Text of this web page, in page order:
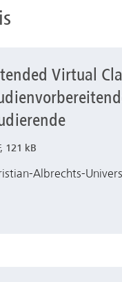
Classroom in
Virtual
121 kB
Albrechts-